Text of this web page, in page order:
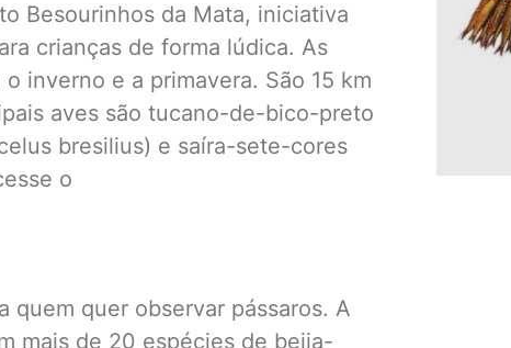
Besourinhos da Mata, iniciativa
crianças de forma lúdica. As
inverno e a primavera. São 15 km
aves são tucano-de-bico-preto
bresilius) e saíra-sete-cores
o
quem quer observar pássaros. A
mais de 20 espécies de beija-